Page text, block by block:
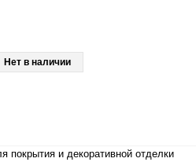
Нет в наличии
покрытия и декоративной отделки